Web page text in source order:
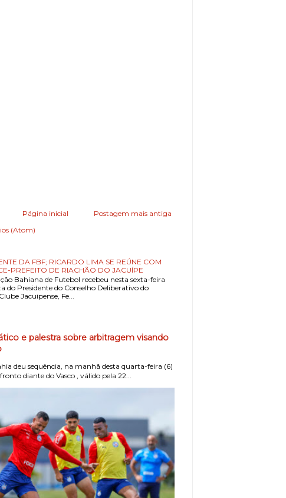
Postagem mais antiga
Página inicial
(Atom)
DA FBF; RICARDO LIMA SE REÚNE COM
PREFEITO DE RIACHÃO DO JACUÍPE
Bahiana de Futebol recebeu nesta sexta-feira
do Presidente do Conselho Deliberativo do
Jacuipense, Fe...
e palestra sobre arbitragem visando
deu sequência, na manhã desta quarta-feira (6)
diante do Vasco , válido pela 22...